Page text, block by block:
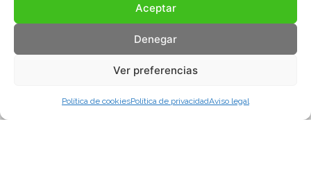
Aceptar
Denegar
Ver preferencias
Política de cookiesPolítica de privacidadAviso legal